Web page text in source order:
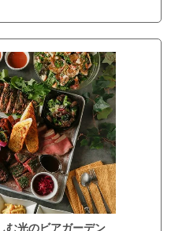
む光のビアガーデン